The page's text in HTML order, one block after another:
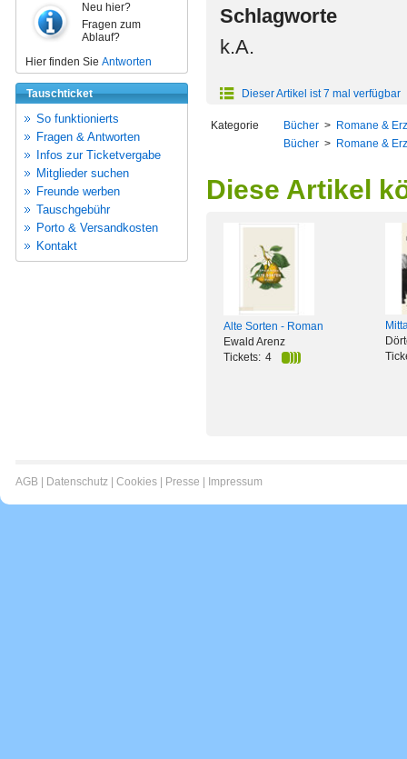
Neu hier?
Fragen zum
Ablauf?
Hier finden Sie Antworten
Tauschticket
So funktionierts
Fragen & Antworten
Infos zur Ticketvergabe
Mitglieder suchen
Freunde werben
Tauschgebühr
Porto & Versandkosten
Kontakt
Schlagworte
k.A.
Dieser Artikel ist 7 mal verfügbar
Kategorie Bücher > Romane &
Bücher > Romane &
Diese Artikel
Alte Sorten - Roman
Ewald Arenz
Tickets: 4
AGB Datenschutz Cookies Presse Impressum